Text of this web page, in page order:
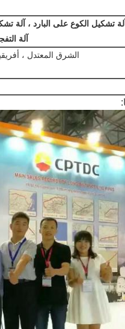
آلة تشكيل الكوع على البارد ، آلة
آلة
الشرق المعتدل ،